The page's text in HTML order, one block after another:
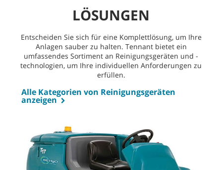
LÖSUNGEN
Entscheiden Sie sich für eine Komplettlösung, um Ihre
Anlagen sauber zu halten. Tennant bietet ein
umfassendes Sortiment an Reinigungsgeräten und -
technologien, um Ihre individuellen Anforderungen zu
erfüllen.
Alle Kategorien von Reinigungsgeräten
anzeigen